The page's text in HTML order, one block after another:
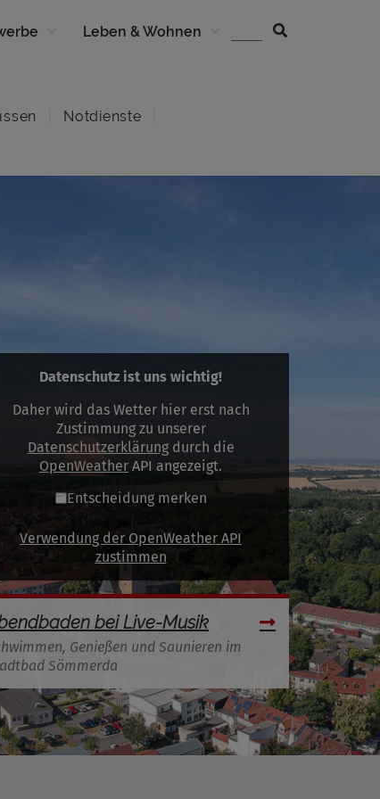
Leben & Wohnen
Notdienste
Datenschutz ist uns wichtig!
Daher wird das Wetter hier erst nach
Zustimmung zu unserer
Datenschutzerklärungdurch die
OpenWeather API angezeigt.
Entscheidung merken
Verwendung der OpenWeather API
zustimmen
bei Live-Musik
Genießen und Saunieren im
Sömmerda